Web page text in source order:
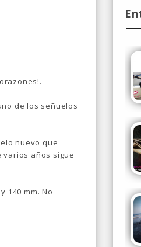
de los señuelos
nuevo que
años sigue
140 mm. No